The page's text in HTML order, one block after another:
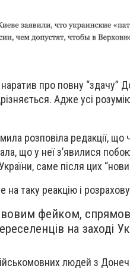
про повну “здачу”
Адже усі
розповіла редакції, що
що у неї з’явилися
саме після цих
таку реакцію і
фейком,
на заході
людей з